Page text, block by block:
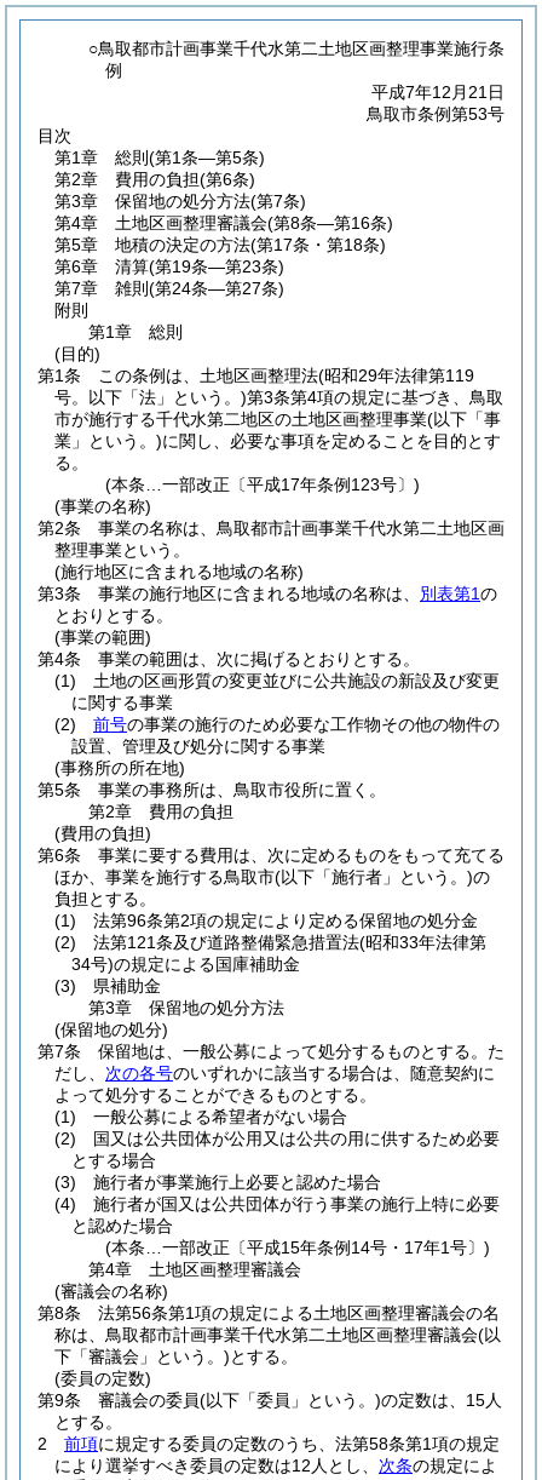
○鳥取都市計画事業千代水第二土地区画整理事業施行条
例
平成7年12月21日
鳥取市条例第53号
目次
第1章
総則 (第1条―第5条)
第2章
費用の負担(第6条)
第3章
保留地の処分方法(第7条)
第4章
土地区画整理審議会(第8条―第16条)
第5章
地積の決定の方法(第17条・第18条)
第6章
清算(第19条―第23条)
第7章
雑則 (第24条―第27条)
附則
第1章
総則
(目的)
第1条
この条例は、土地区画整理法(昭和29年法律第119
号。以下「法」という。)第3条第4項の規定に基づき、鳥取
市が施行する千代水第二地区の土地区画整理事業(以下「事
業」という。)に関し、必要な事項を定めることを目的とす
る。
(本条…一部改正〔平成17年条例123号〕)
(事業の名称)
第2条
事業の名称は、鳥取都市計画事業千代水第二土地区画
整理事業という。
(施行地区に含まれる地域の名称)
第3条
事業の施行地区に含まれる地域の名称は、 別表第1の
とおりとする。
(事業の範囲)
第4条
事業の範囲は、次に掲げるとおりとする。
(1)
土地の区画形質の変更並びに公共施設の新設及び変更
に関する事業
(2)
前号の事業の施行のため必要な工作物その他の物件の
設置、管理及び処分に関する事業
(事務所の所在地)
第5条
事業の事務所は、鳥取市役所に置く。
第2章
費用の負担
(費用の負担)
第6条
事業に要する費用は、次に定めるものをもって充てる
ほか、事業を施行する鳥取市(以下「施行者」という。)の
負担とする。
(1)
法第96条第2項の規定により定める保留地の処分金
(2)
法第121条及び道路整備緊急措置法(昭和33年法律第
34号)の規定による国庫補助金
(3)
県補助金
第3章
保留地の処分方法
(保留地の処分)
第7条
保留地は、一般公募によって処分するものとする。 た
だし、 次の各号のいずれかに該当する場合は、随意契約に
よって処分することができるものとする。
(1)
一般公募による希望者がない場合
(2)
国又は公共団体が公用又は公共の用に供するため必要
とする場合
(3)
施行者が事業施行上必要と認めた場合
(4)
施行者が国又は公共団体が行う事業の施行上特に必要
と認めた場合
(本条…一部改正〔平成15年条例14号・17年1号〕)
第4章
土地区画整理審議会
(審議会の名称)
第8条
法第56条第1項の規定による土地区画整理審議会の名
称は、鳥取都市計画事業千代水第二土地区画整理審議会(以
下「審議会」という。)とする。
(委員の定数)
第9条
審議会の委員(以下「委員」という。)の定数は、15人
とする。
2
前項に規定する委員の定数のうち、法第58条第1項の規定
により選挙すべき委員の定数は12人とし、 次条の規定によ